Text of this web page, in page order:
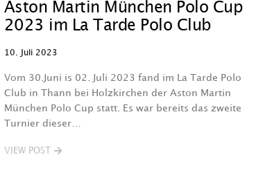
Aston Martin München Polo Cup
2023 im La Tarde Polo Club
10. Juli 2023
Vom 30.Juni is 02. Juli 2023 fand im La Tarde Polo
Club in Thann bei Holzkirchen der Aston Martin
München Polo Cup statt. Es war bereits das zweite
Turnier dieser…
VIEW POST